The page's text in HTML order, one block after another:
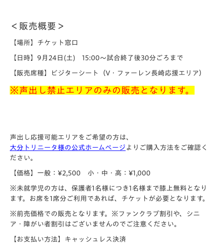
＜販売概要＞
【場所】 チケット窓口
【日時】9月24日(土) 15:00～試合終了後30分ごろまで
【販売席種】 ビジターシート（V・ファーレン長崎応援エリア）
※声出し禁止エリアのみの販売となります。
声出し応援可能エリアをご希望の方は、
大分トリニータ様の公式ホームページ よりご購入方法をご確認く
ださい。
【価格】 一般：¥2,500 小・中・高：¥1,000
※未就学児の方は、保護者1名様につき1名様まで膝上無料となり
ます。お席を1席分ご利用であれば、チケットが必要となります。
※前売価格での販売となります。※ファンクラブ割引や、シニ
ア・ 障がい者割引はございませんのでご注意ください。
【お支払い方法】 キャッシュレス決済